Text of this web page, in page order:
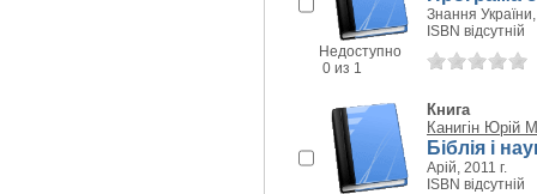
Недоступно
0 из 1
Знання
ISBN відсутній
Книга
Канигін Юрій
Біблія і
Арій, 2011 г.
ISBN відсутній